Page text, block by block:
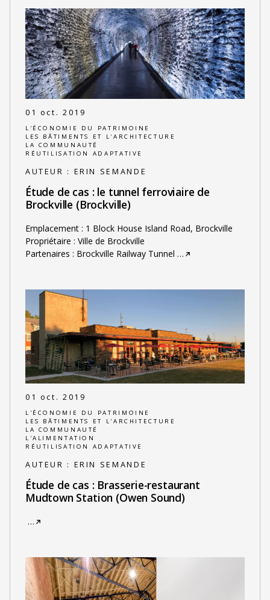
01 oct. 2019
L'ÉCONOMIE DU PATRIMOINE
LES BÂTIMENTS ET L'ARCHITECTURE
LA COMMUNAUTÉ
RÉUTILISATION ADAPTATIVE
AUTEUR : ERIN SEMANDE
Étude de cas : le tunnel ferroviaire de
Brockville (Brockville)
Emplacement : 1 Block House Island Road, Brockville
Propriétaire : Ville de Brockville
Partenaires : Brockville Railway Tunnel …
01 oct. 2019
L'ÉCONOMIE DU PATRIMOINE
LES BÂTIMENTS ET L'ARCHITECTURE
LA COMMUNAUTÉ
L'ALIMENTATION
RÉUTILISATION ADAPTATIVE
AUTEUR : ERIN SEMANDE
Étude de cas : Brasserie-restaurant
Mudtown Station (Owen Sound)
…